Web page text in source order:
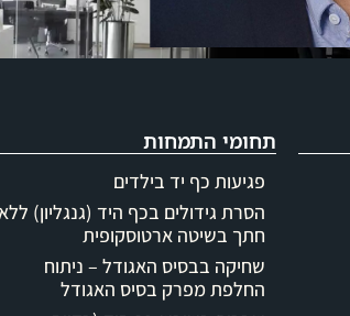
תחומי התמחות
פגיעות כף יד בילדים
הסרת גידולים בכף היד (גנגליון)
חתך בשיטה ארטוסקופית
שחיקה בבסיס האגודל – ניתוח
החלפת מפרק בסיס האגודל